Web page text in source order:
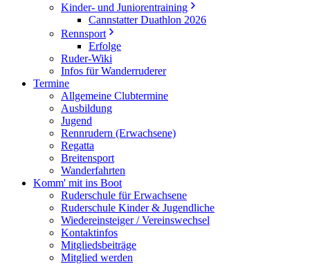
Kinder- und Juniorentraining
Cannstatter Duathlon 2026
Rennsport
Erfolge
Ruder-Wiki
Infos für Wanderruderer
Termine
Allgemeine Clubtermine
Ausbildung
Jugend
Rennrudern (Erwachsene)
Regatta
Breitensport
Wanderfahrten
Komm' mit ins Boot
Ruderschule für Erwachsene
Ruderschule Kinder & Jugendliche
Wiedereinsteiger / Vereinswechsel
Kontaktinfos
Mitgliedsbeiträge
Mitglied werden